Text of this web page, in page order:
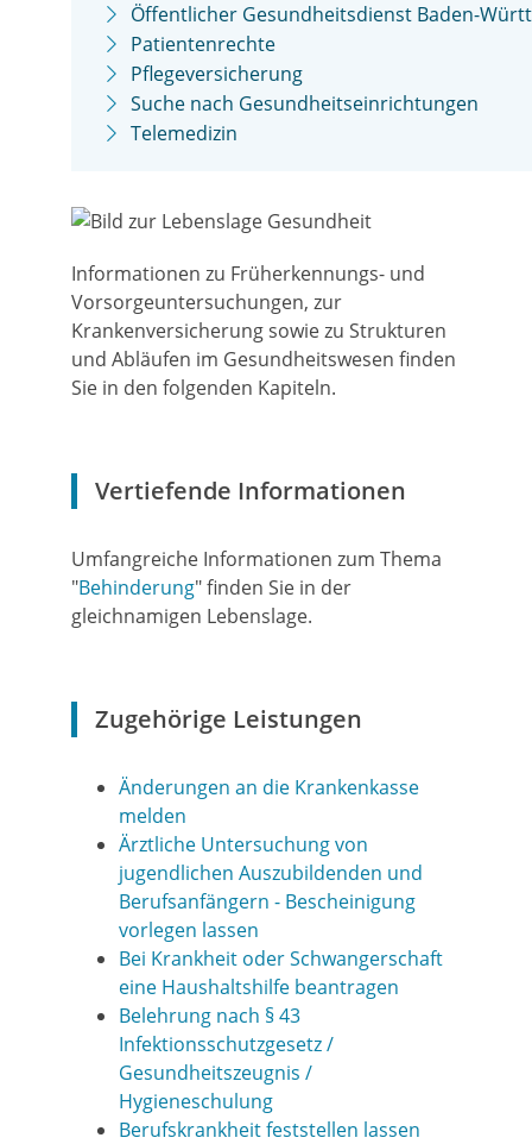
Öffentlicher Gesundheitsdienst Baden-
Patientenrechte
Pflegeversicherung
Suche nach Gesundheitseinrichtungen
Telemedizin
Informationen zu Früherkennungs- und
Vorsorgeuntersuchungen, zur
Krankenversicherung sowie zu Strukturen
und Abläufen im Gesundheitswesen finden
Sie in den folgenden Kapiteln.
Vertiefende Informationen
Umfangreiche Informationen zum Thema
"Behinderung" finden Sie in der
gleichnamigen Lebenslage.
Zugehörige Leistungen
Änderungen an die Krankenkasse
melden
Ärztliche Untersuchung von
jugendlichen Auszubildenden und
Berufsanfängern - Bescheinigung
vorlegen lassen
Bei Krankheit oder Schwangerschaft
eine Haushaltshilfe beantragen
Belehrung nach § 43
Infektionsschutzgesetz /
Gesundheitszeugnis /
Hygieneschulung
Berufskrankheit feststellen lassen